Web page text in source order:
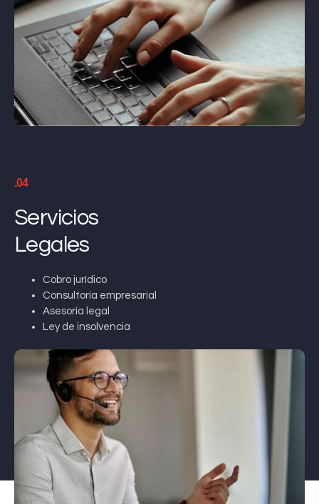
.04
Servicios
Legales
Cobro jurídico
Consultoría empresarial
Asesoría legal
Ley de insolvencia